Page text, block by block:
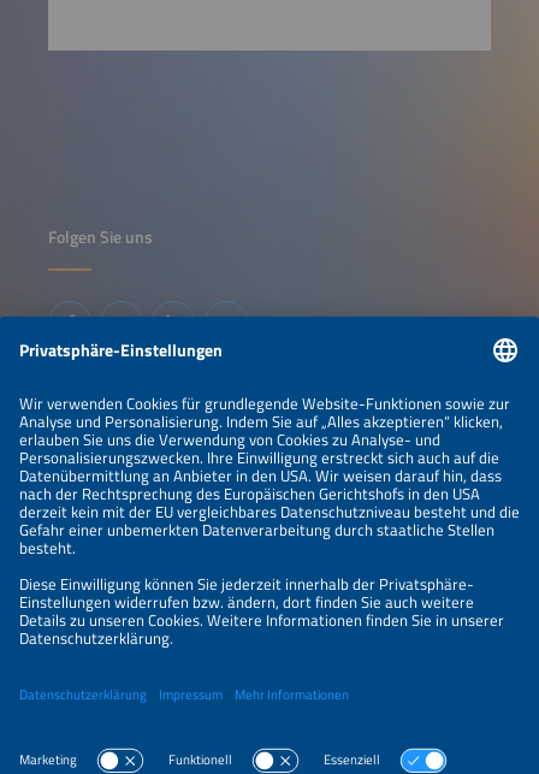
Folgen Sie uns
Informationen
IMPRESSUM
KONTAKT
ÜBER UNS
VERANSTALTER
PREISÜBERSICHT
DATENSCHUTZERKLÄRUNG